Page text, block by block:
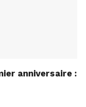
anniversaire :